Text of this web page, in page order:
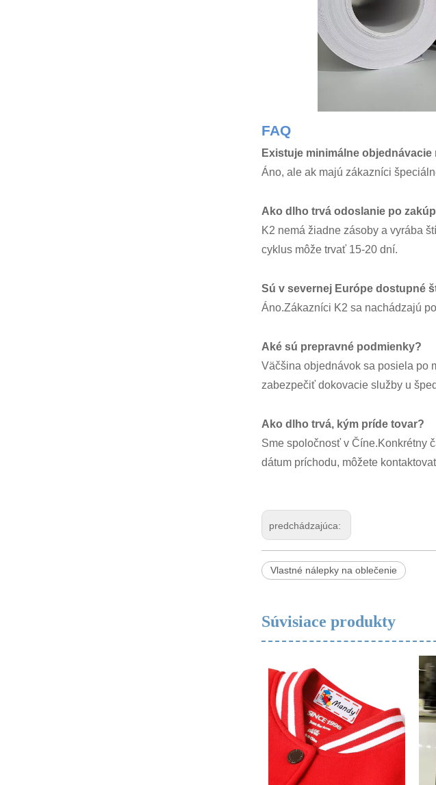
FAQ
Existuje minimálne
Áno, ale ak majú zákazníci
Ako dlho trvá odoslanie po
K2 nemá žiadne zásoby a vyrába
cyklus môže trvať 15-20 dní.
Sú v severnej Európe dostupné
Áno.Zákazníci K2 sa nachádzajú
Aké sú prepravné podmienky?
Väčšina objednávok sa posiela po
zabezpečiť dokovacie služby u
Ako dlho trvá, kým príde tovar?
Sme spoločnosť v Číne.Konkrétny
dátum príchodu, môžete
predchádzajúca:
Vlastné nálepky na oblečenie
Súvisiace produkty